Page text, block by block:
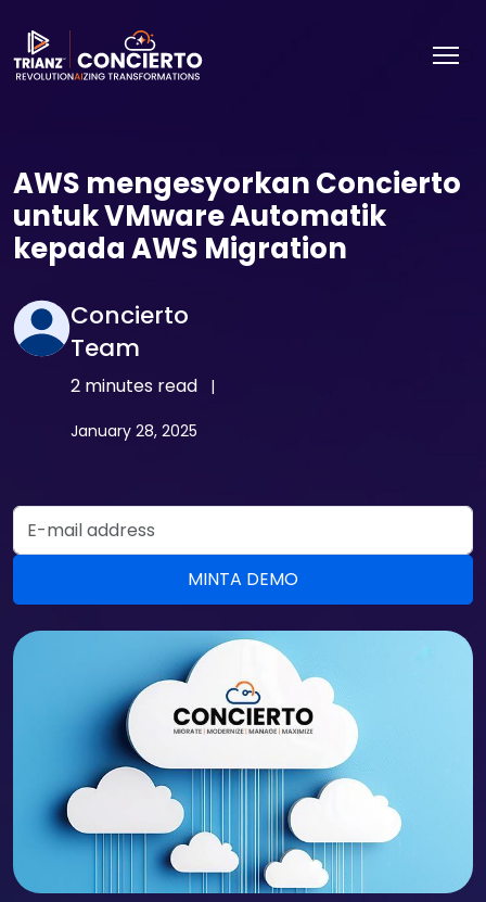
AWS mengesyorkan Concierto
untuk VMware Automatik
kepada AWS Migration
Concierto
Team
2 minutes read |
January 28, 2025
Email Address